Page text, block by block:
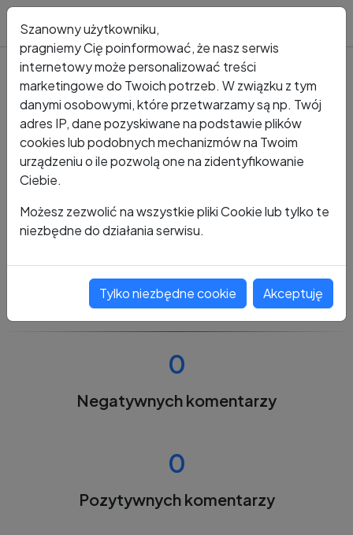
Kto dzwonił? Numer +48 510 190 330
+48 510 190 330
0
Negatywnych komentarzy
0
Pozytywnych komentarzy
Szanowny użytkowniku,
pragniemy Cię poinformować, że nasz serwis
internetowy może personalizować treści
marketingowe do Twoich potrzeb. W związku z tym
danymi osobowymi, które przetwarzamy są np. Twój
adres IP, dane pozyskiwane na podstawie plików
cookies lub podobnych mechanizmów na Twoim
urządzeniu o ile pozwolą one na zidentyfikowanie
Ciebie.
Możesz zezwolić na wszystkie pliki Cookie lub tylko te
niezbędne do działania serwisu.
Tylko niezbędne cookie Akceptuję